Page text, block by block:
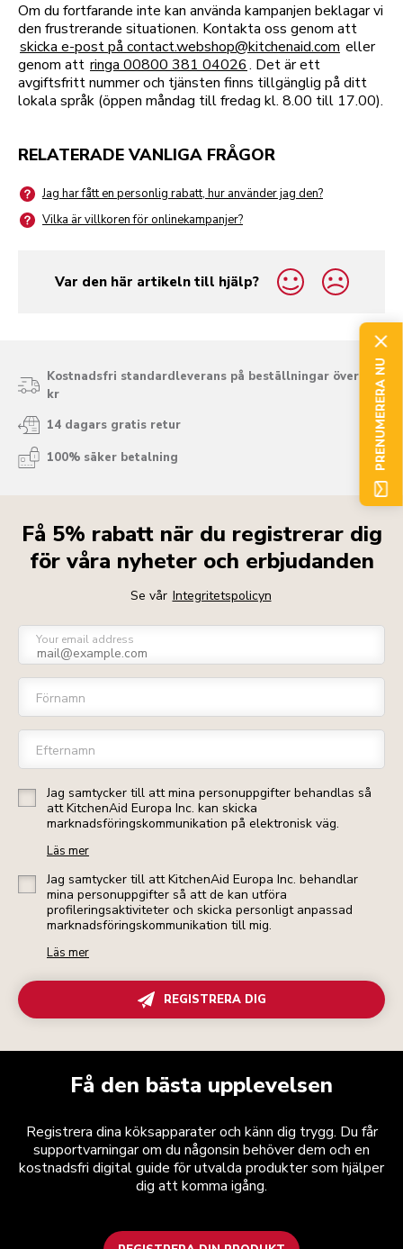
Om du fortfarande inte kan använda kampanjen beklagar vi
den frustrerande situationen. Kontakta oss genom att
skicka e-post på contact.webshop@kitchenaid.com eller
genom att ringa 00800 381 04026. Det är ett
avgiftsfritt nummer och tjänsten finns tillgänglig på ditt
lokala språk (öppen måndag till fredag kl. 8.00 till 17.00).
RELATERADE VANLIGA FRÅGOR
Jag har fått en personlig rabatt, hur använder jag den?
Vilka är villkoren för onlinekampanjer?
Var den här artikeln till hjälp?
yes
no
Kostnadsfri standardleverans på beställningar över 975
kr
14 dagars gratis retur
100% säker betalning
Få 5% rabatt när du registrerar dig
för våra nyheter och erbjudanden
Se vår Integritetspolicyn
Your email address
Förnamn
Efternamn
Jag samtycker till att mina personuppgifter behandlas så
att KitchenAid Europa Inc. kan skicka
marknadsföringskommunikation på elektronisk väg.
Läs mer
Jag samtycker till att KitchenAid Europa Inc. behandlar
mina personuppgifter så att de kan utföra
profileringsaktiviteter och skicka personligt anpassad
marknadsföringskommunikation till mig.
Läs mer
REGISTRERA DIG
Få den bästa upplevelsen
Registrera dina köksapparater och känn dig trygg. Du får
supportvarningar om du någonsin behöver dem och en
kostnadsfri digital guide för utvalda produkter som hjälper
dig att komma igång.
PRENUMERERA NU